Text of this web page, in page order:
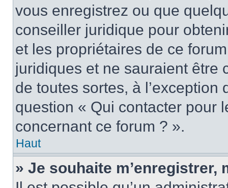
vous enregistrez ou que
conseiller juridique pour
et les propriétaires de ce
juridiques et ne sauraient être
de toutes sortes, à
question « Qui contacter pour
concernant ce forum ? ».
Haut
» Je souhaite m’enregistrer,